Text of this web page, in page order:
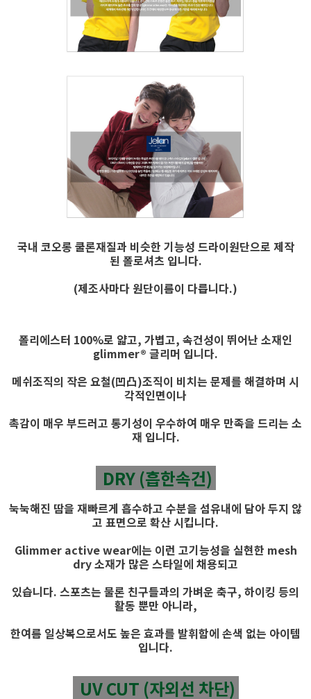
국내 코오롱 쿨론재질과 비슷한 기능성 드라이원단으로 제작
된 폴로셔츠 입니다.
(제조사마다 원단이름이 다릅니다.)
폴리에스터 100%로 얇고, 가볍고, 속건성이 뛰어난 소재인
glimmer® 글리머 입니다.
메쉬조직의 작은 요철(凹凸)조직이 비치는 문제를 해결하며 시
각적인면이나
촉감이 매우 부드러고 통기성이 우수하여 매우 만족을 드리는 소
재 입니다.
DRY (흡한속건)
눅눅해진 땀을 재빠르게 흡수하고 수분을 섬유내에 담아 두지 않
고 표면으로 확산 시킵니다.
Glimmer active wear에는 이런 고기능성을 실현한 mesh
dry 소재가 많은 스타일에 채용되고
있습니다. 스포츠는 물론 친구들과의 가벼운 축구, 하이킹 등의
활동 뿐만 아니라,
한여름 일상복으로서도 높은 효과를 발휘함에 손색 없는 아이템
입니다.
UV CUT (자외선 차단)